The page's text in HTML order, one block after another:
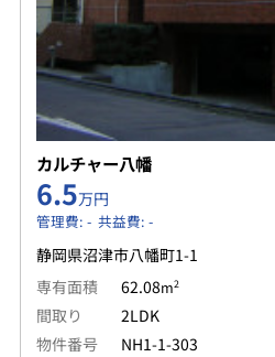
カルチャー八幡
6.5万円
管理費: - 共益費: -
静岡県沼津市八幡町1-1
専有面積
62.08m2
間取り
2LDK
物件番号
NH1-1-303